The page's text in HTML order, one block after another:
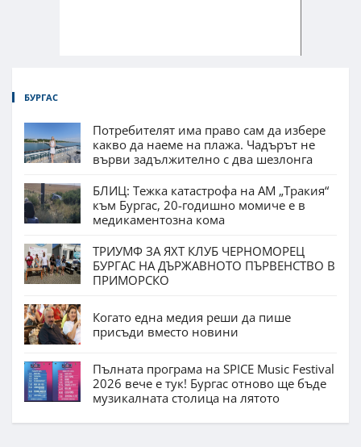
БУРГАС
Потребителят има право сам да избере
какво да наеме на плажа. Чадърът не
върви задължително с два шезлонга
БЛИЦ: Тежка катастрофа на АМ „Тракия“
към Бургас, 20-годишно момиче е в
медикаментозна кома
ТРИУМФ ЗА ЯХТ КЛУБ ЧЕРНОМОРЕЦ
БУРГАС НА ДЪРЖАВНОТО ПЪРВЕНСТВО В
ПРИМОРСКО
Когато една медия реши да пише
присъди вместо новини
Пълната програма на SPICE Music Festival
2026 вече е тук! Бургас отново ще бъде
музикалната столица на лятото